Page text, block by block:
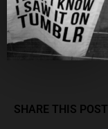
SHARE THIS POST